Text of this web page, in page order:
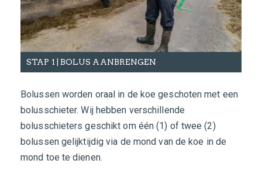
STAP 1 | BOLUS AANBRENGEN
Bolussen worden oraal in de koe geschoten met een
bolusschieter. Wij hebben verschillende
bolusschieters geschikt om één (1) of twee (2)
bolussen gelijktijdig via de mond van de koe in de
mond toe te dienen.